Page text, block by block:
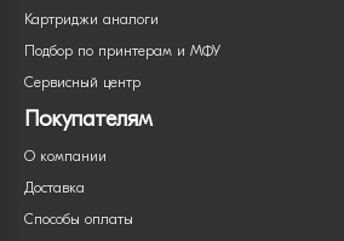
Картриджи аналоги
Подбор по принтерам и МФУ
Сервисный центр
Покупателям
О компании
Доставка
Способы оплаты